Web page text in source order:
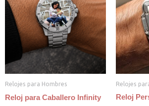
Relojes para Hombres
Reloj para Caballero Infinity
Relojes
Reloj